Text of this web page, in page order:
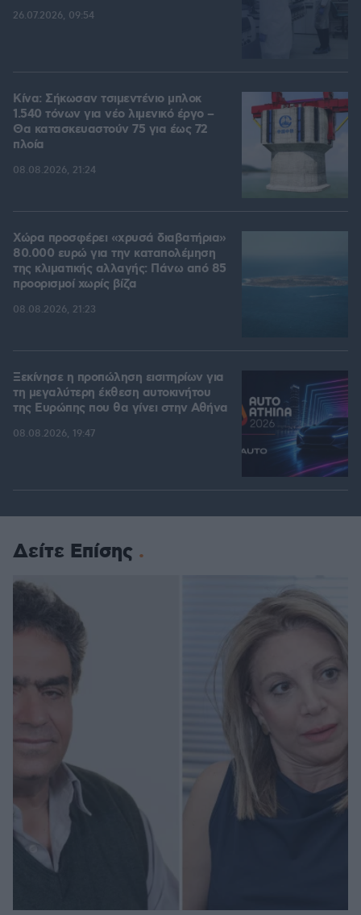
26.07.2026, 09:54
Κίνα: Σήκωσαν τσιμεντένιο μπλοκ
1.540 τόνων για νέο λιμενικό έργο –
Θα κατασκευαστούν 75 για έως 72
πλοία
08.08.2026, 21:24
Χώρα προσφέρει «χρυσά διαβατήρια»
80.000 ευρώ για την καταπολέμηση
της κλιματικής αλλαγής: Πάνω από 85
προορισμοί χωρίς βίζα
08.08.2026, 21:23
Ξεκίνησε η προπώληση εισιτηρίων για
τη μεγαλύτερη έκθεση αυτοκινήτου
της Ευρώπης που θα γίνει στην Αθήνα
08.08.2026, 19:47
Δείτε Επίσης